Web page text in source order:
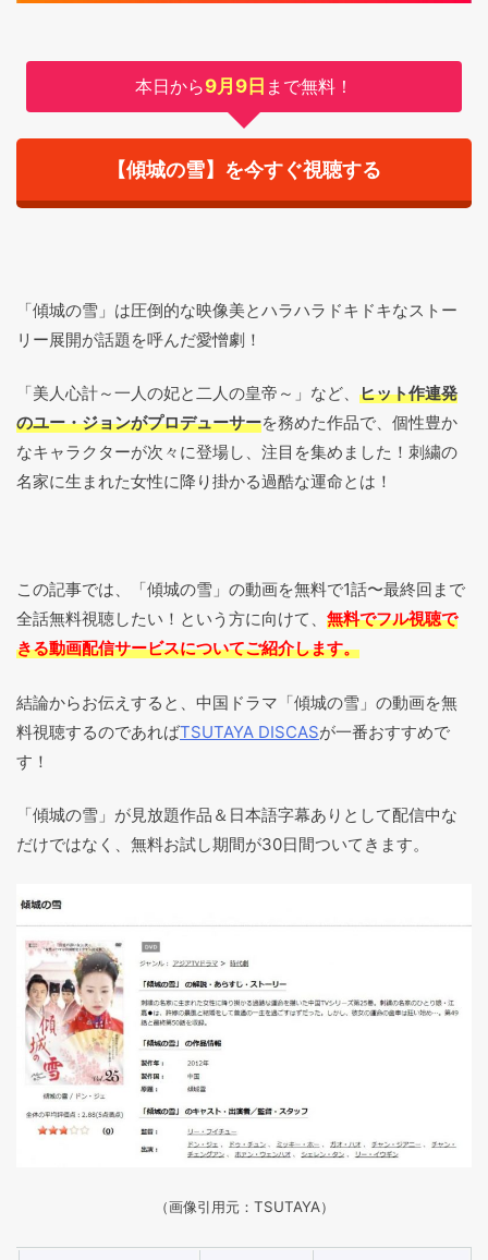
本日から9月9日 まで無料！
【傾城の雪】を今すぐ視聴する
「傾城の雪」は圧倒的な映像美とハラハラドキドキなストー
リー展開が話題を呼んだ愛憎劇！
「美人心計～一人の妃と二人の皇帝～」など、 ヒット作連発
のユー・ジョンがプロデューサーを務めた作品で、個性豊か
なキャラクターが次々に登場し、注目を集めました！ 刺繍の
名家に生まれた女性に降り掛かる過酷な運命とは！
この記事では、「傾城の雪」の動画を無料で1話〜最終回まで
全話無料視聴したい！という方に向けて、 無料でフル視聴で
きる動画配信サービスについてご紹介します。
結論からお伝えすると、中国ドラマ「傾城の雪」の動画を無
料視聴するのであればTSUTAYA DISCASが一番おすすめで
す！
「傾城の雪」が見放題作品＆日本語字幕ありとして配信中な
だけではなく、無料お試し期間が30日間ついてきます。
（画像引用元：TSUTAYA）